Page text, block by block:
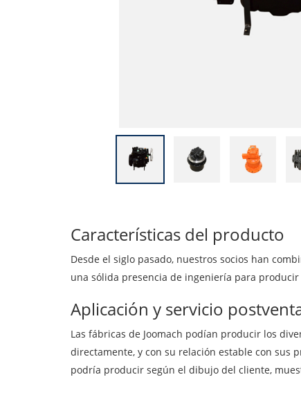
Características del producto
Desde el siglo pasado, nuestros socios han
una sólida presencia de ingeniería para
Aplicación y servicio
Las fábricas de Joomach podían producir los
directamente, y con su relación estable con sus
podría producir según el dibujo del cliente,